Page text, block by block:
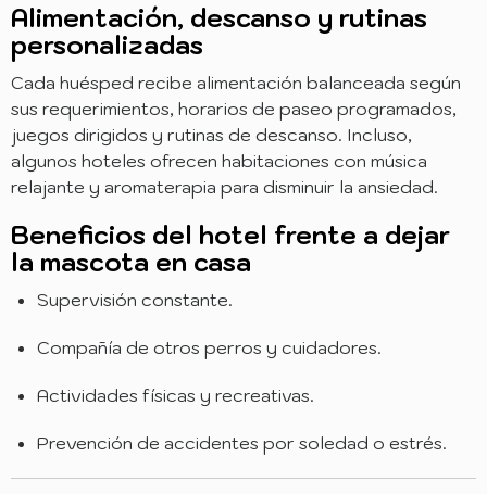
Alimentación, descanso y rutinas
personalizadas
Cada huésped recibe alimentación balanceada según
sus requerimientos, horarios de paseo programados,
juegos dirigidos y rutinas de descanso. Incluso,
algunos hoteles ofrecen habitaciones con música
relajante y aromaterapia para disminuir la ansiedad.
Beneficios del hotel frente a dejar
la mascota en casa
Supervisión constante.
Compañía de otros perros y cuidadores.
Actividades físicas y recreativas.
Prevención de accidentes por soledad o estrés.